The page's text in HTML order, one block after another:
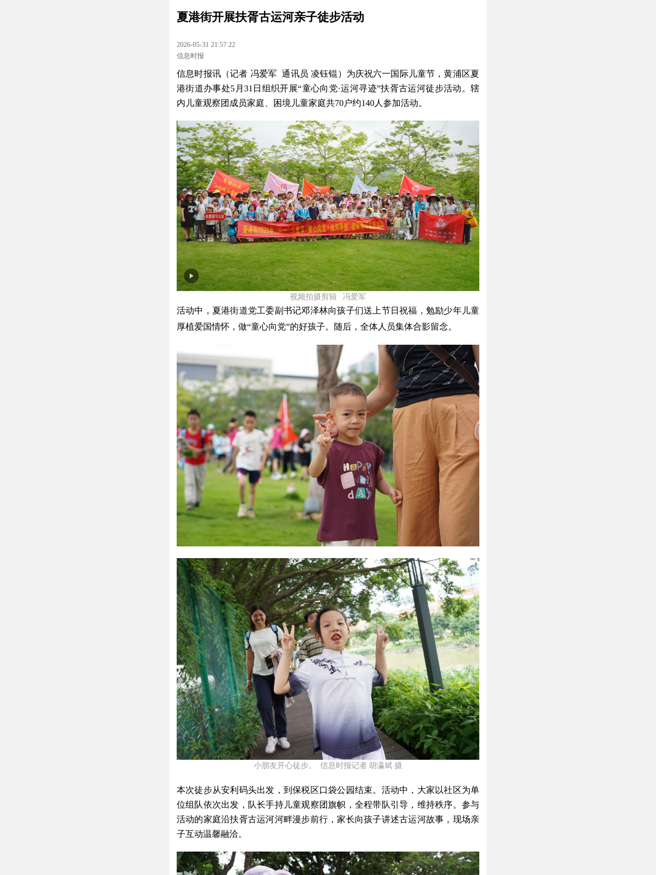
夏港街开展扶胥古运河亲子徒步活动
2026-05-31 21:57:22
信息时报
信息时报讯（记者 冯爱军 通讯员 凌钰锟）为庆祝六一国际儿童节，黄浦区夏
港街道办事处5月31日组织开展“童心向党·运河寻迹”扶胥古运河徒步活动。辖
内儿童观察团成员家庭、困境儿童家庭共70户约140人参加活动。
视频拍摄剪辑 冯爱军
活动中，夏港街道党工委副书记邓泽林向孩子们送上节日祝福，勉励少年儿童
厚植爱国情怀，做“童心向党”的好孩子。随后，全体人员集体合影留念。
小朋友开心徒步。 信息时报记者 胡瀛斌 摄
本次徒步从安利码头出发，到保税区口袋公园结束。活动中，大家以社区为单
位组队依次出发，队长手持儿童观察团旗帜，全程带队引导，维持秩序。参与
活动的家庭沿扶胥古运河河畔漫步前行，家长向孩子讲述古运河故事，现场亲
子互动温馨融洽。